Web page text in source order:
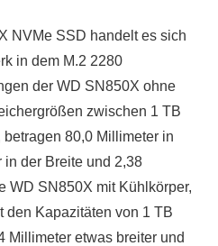
NVMe SSD handelt es sich
in dem M.2 2280
der WD SN850X ohne
zwischen 1 TB
80,0 Millimeter in
der Breite und 2,38
WD SN850X mit Kühlkörper,
den Kapazitäten von 1 TB
Millimeter etwas breiter und